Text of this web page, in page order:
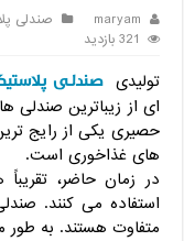
maryam صندلی
321 بازدید
تولیدی صندلی
ای از زیباترین
حصیری یکی از رایج
های غذاخوری است.
در زمان حاضر،
استفاده می کنند.
متفاوت هستند. به طور